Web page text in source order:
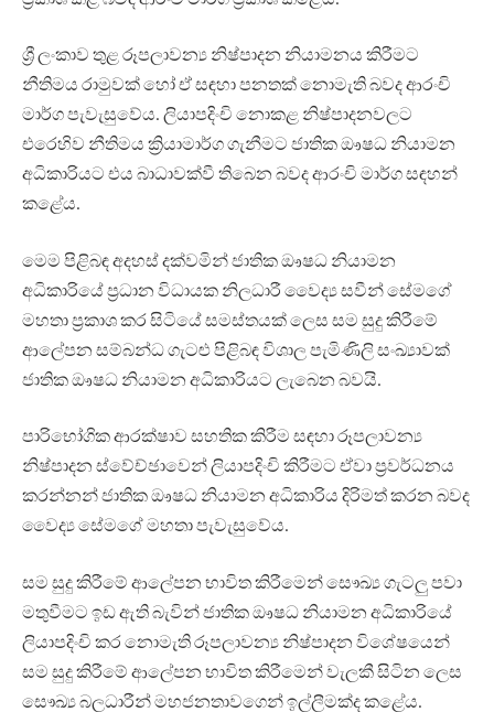
ශ්‍රී ලංකාව තුළ රූපලාවන්‍ය නිෂ්පාදන නියාමනය කිරීමට
නීතිමය රාමුවක් හෝ ඒ සඳහා පනතක් නොමැති බවද ආරංචි
මාර්ග පැවැසුවේය. ලියාපදිංචි නොකළ නිෂ්පාදනවලට
එරෙහිව නීතිමය ක්‍රියාමාර්ග ගැනීමට ජාතික ඖෂධ නියාමන
අධිකාරියට එය බාධාවක්වී තිබෙන බවද ආරංචි මාර්ග සඳහන්
කළේය.
මෙම පිළිබඳ අදහස් දක්වමින් ජාතික ඖෂධ නියාමන
අධිකාරියේ ප්‍රධාන විධායක නිලධාරී වෛද්‍ය සවීන් සේමගේ
මහතා ප්‍රකාශ කර සිටියේ සමස්තයක් ලෙස සම සුදු කිරීමේ
ආලේපන සම්බන්ධ ගැටළු පිළිබඳ විශාල පැමිණිලි සංඛ්‍යාවක්
ජාතික ඖෂධ නියාමන අධිකාරියට ලැබෙන බවයි.
පාරිභෝගික ආරක්ෂාව සහතික කිරීම සඳහා රූපලාවන්‍ය
නිෂ්පාදන ස්වේච්ඡාවෙන් ලියාපදිංචි කිරීමට ඒවා ප්‍රවර්ධනය
කරන්නන් ජාතික ඖෂධ නියාමන අධිකාරිය දිරිමත් කරන බවද
වෛද්‍ය සේමගේ මහතා පැවැසුවේය.
සම සුදු කිරීමේ ආලේපන භාවිත කිරීමෙන් සෞඛ්‍ය ගැටලු පවා
මතුවීමට ඉඩ ඇති බැවින් ජාතික ඖෂධ නියාමන අධිකාරියේ
ලියාපදිංචි කර නොමැති රූපලාවන්‍ය නිෂ්පාදන විශේෂයෙන්
සම සුදු කිරීමේ ආලේපන භාවිත කිරීමෙන් වැලකී සිටින ලෙස
සෞඛ්‍ය බලධාරීන් මහජනතාවගෙන් ඉල්ලීමක්ද කළේය.